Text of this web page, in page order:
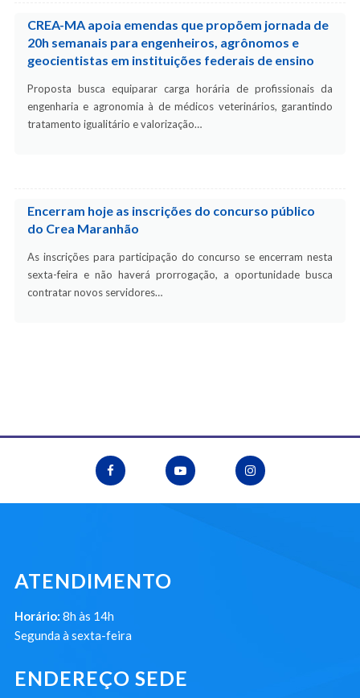
CREA-MA apoia emendas que propõem jornada de
20h semanais para engenheiros, agrônomos e
geocientistas em instituições federais de ensino
Proposta busca equiparar carga horária de profissionais da
engenharia e agronomia à de médicos veterinários, garantindo
tratamento igualitário e valorização…
Encerram hoje as inscrições do concurso público
do Crea Maranhão
As inscrições para participação do concurso se encerram nesta
sexta-feira e não haverá prorrogação, a oportunidade busca
contratar novos servidores…
ATENDIMENTO
Horário: 8h às 14h
Segunda à sexta-feira
ENDEREÇO SEDE